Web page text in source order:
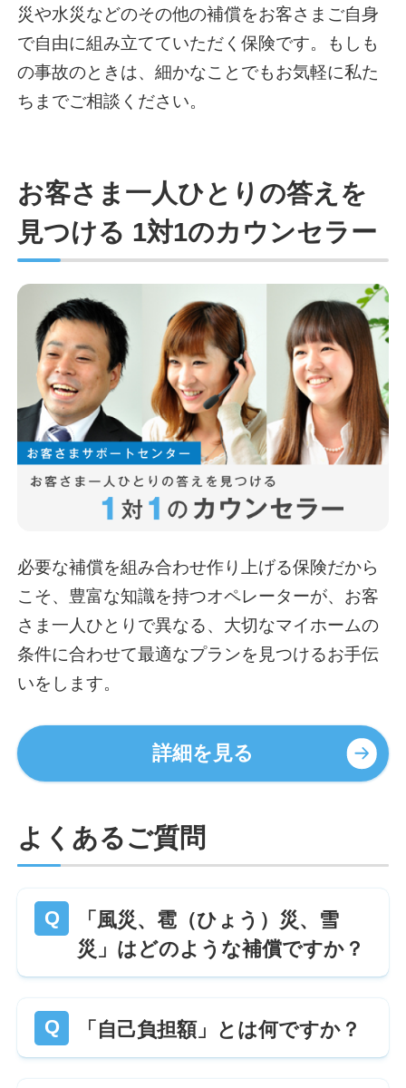
災や水災などのその他の補償をお客さまご自身
で自由に組み立てていただく保険です。もしも
の事故のときは、細かなことでもお気軽に私た
ちまでご相談ください。
お客さま一人ひとりの答えを
見つける 1対1のカウンセラー
必要な補償を組み合わせ作り上げる保険だから
こそ、豊富な知識を持つオペレーターが、お客
さま一人ひとりで異なる、大切なマイホームの
条件に合わせて最適なプランを見つけるお手伝
いをします。
詳細を見る
よくあるご質問
「風災、雹（ひょう）災、雪
災」はどのような補償ですか？
「自己負担額」とは何ですか？